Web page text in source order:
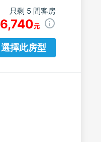
只剩 5 間客房
6,740元
選擇此房型